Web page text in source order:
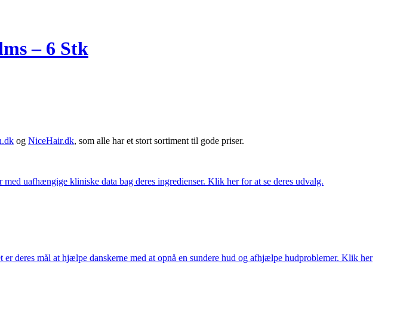
– 6 Stk
og NiceHair.dk, som alle har et stort sortiment til gode priser.
uafhængige kliniske data bag deres ingredienser. Klik her for at se deres udvalg.
deres mål at hjælpe danskerne med at opnå en sundere hud og afhjælpe hudproblemer. Klik her